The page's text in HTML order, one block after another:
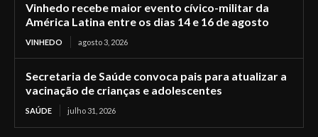
Vinhedo recebe maior evento cívico-militar da
América Latina entre os dias 14 e 16 de agosto
VINHEDO agosto 3, 2026
Secretaria de Saúde convoca pais para atualizar a
vacinação de crianças e adolescentes
SAÚDE julho 31, 2026